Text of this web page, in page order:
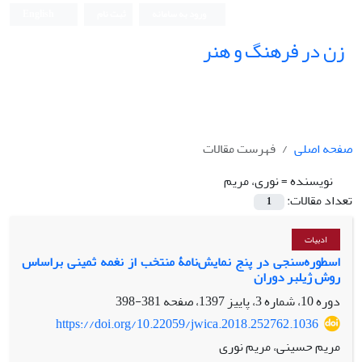
زن در فرهنگ و هنر
صفحه اصلی
فهرست مقالات
نویسنده =نوری، مریم
تعداد مقالات:
1
ادبیات
اسطوره‌سنجی در پنج نمایش‌نامۀ منتخب از نغمه ثمینی براساس
روش ژیلبر دوران
دوره 10، شماره 3، پاییز 1397، صفحه
381-398
https://doi.org/10.22059/jwica.2018.252762.1036
مریم حسینی، مریم نوری